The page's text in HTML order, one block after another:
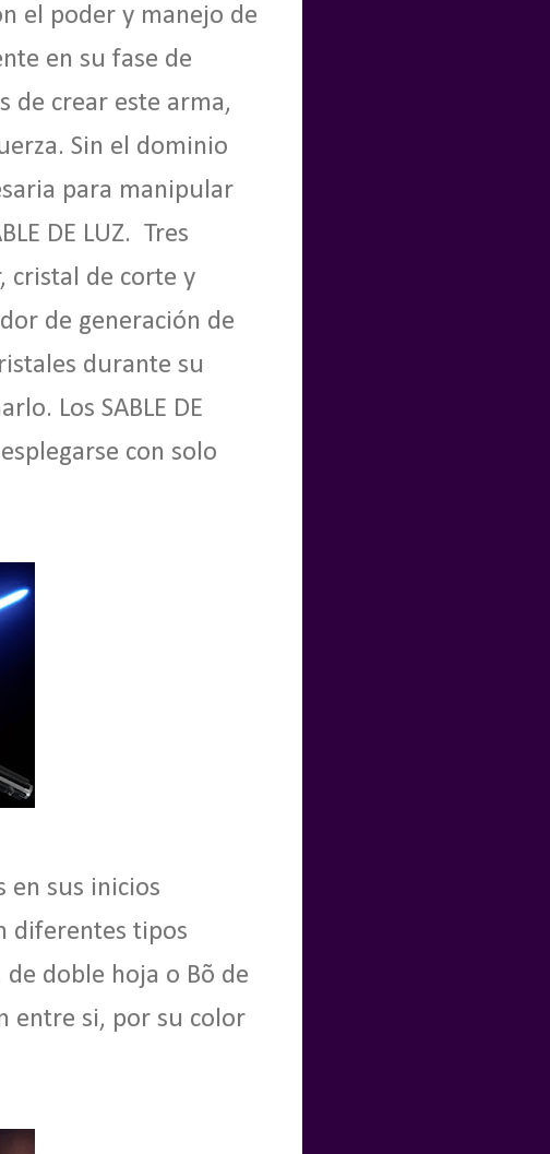
el poder y manejo de
en su fase de
de crear este arma,
Sin el dominio
para manipular
DE LUZ. Tres
cristal de corte y
de generación de
durante su
Los SABLE DE
con solo
en sus inicios
diferentes tipos
doble hoja o Bõ de
entre si, por su color